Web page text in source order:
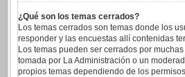
¿Qué son los temas cerrados?
Los temas cerrados son temas donde los
responder y las encuestas allí contenidas
Los temas pueden ser cerrados por
tomada por La Administración o un
propios temas dependiendo de los